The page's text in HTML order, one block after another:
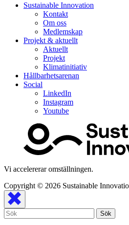
Sustainable Innovation
Kontakt
Om oss
Medlemskap
Projekt & aktuellt
Aktuellt
Projekt
Klimatinitiativ
Hållbarhetsarenan
Social
LinkedIn
Instagram
Youtube
Vi accelererar omställningen.
Copyright © 2026 Sustainable